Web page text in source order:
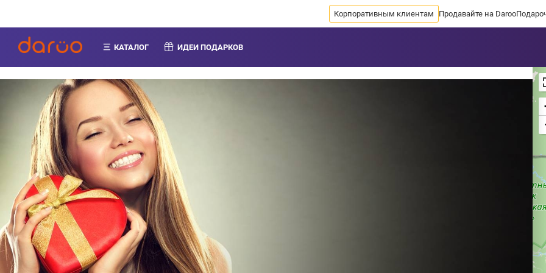
Корпоративным клиентам Продавайте на Daroo
КАТАЛОГ ИДЕИ ПОДАРКОВ